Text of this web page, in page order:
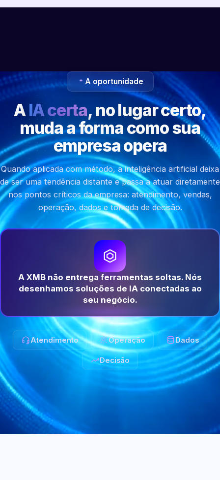
A oportunidade
AIA certa, no lugar certo,
muda a forma como sua
empresa opera
Quando aplicada com método, a inteligência artificial deixa
de ser uma tendência distante e passa a atuar diretamente
nos pontos críticos da empresa: atendimento, vendas,
operação, dados e tomada de decisão.
A XMB não entrega ferramentas soltas. Nós
desenhamos soluções de IA conectadas ao
seu negócio.
Atendimento Operação Dados
Decisão